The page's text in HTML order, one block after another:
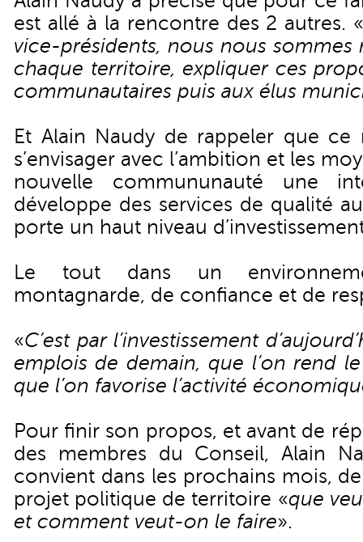
est allé à la rencontre des 2 autres.
vice-présidents, nous nous sommes
chaque territoire, expliquer ces
communautaires puis aux élus
Et Alain Naudy de rappeler que
s’envisager avec l’ambition et les
nouvelle commununauté une
développe des services de qualité
porte un haut niveau
Le tout dans un
montagnarde, de confiance et de
«C’est par l’investissement
emplois de demain, que l’on rend
que l’on favorise l’activité
Pour finir son propos, et avant de
des membres du Conseil, Alain
convient dans les prochains mois,
projet politique de territoire «que
et comment veut-on le faire».